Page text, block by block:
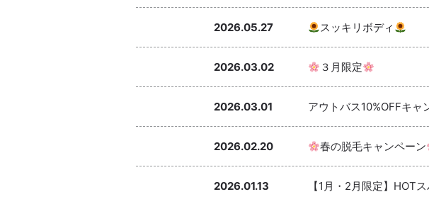
2026.05.27 スッキリボディ
2026.03.02 ３月限定
2026.03.01 アウトバス10%OFFキャ
2026.02.20 春の脱毛キャンペーン
2026.01.13 【1月・2月限定】HOT